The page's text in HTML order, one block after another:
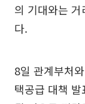
의 기대와는
다.
8일 관계부처
택공급 대책